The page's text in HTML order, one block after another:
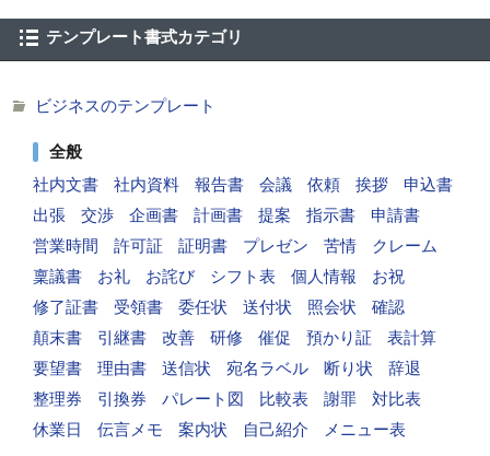
テンプレート書式カテゴリ
ビジネスのテンプレート
全般
社内文書
社内資料 報告書 会議 依頼 挨拶
申込書
出張
交渉 企画書 計画書 提案 指示書
申請書
営業時間
許可証 証明書 プレゼン 苦情
クレーム
稟議書
お礼 お詫び シフト表 個人情報
お祝
修了証書
受領書 委任状 送付状 照会状
確認
顛末書
引継書 改善 研修 催促 預かり証
表計算
要望書
理由書 送信状 宛名ラベル 断り状
辞退
整理券
引換券 パレート図 比較表 謝罪
対比表
休業日
伝言メモ 案内状 自己紹介 メニュー表